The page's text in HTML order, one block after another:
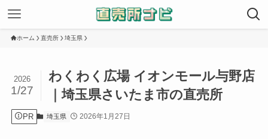
ホーム 直売所 埼玉県
わくわく広場 イオンモール与野店
｜埼玉県さいたま市の直売所
2026
1/27
PR 埼玉県 2026年1月27日